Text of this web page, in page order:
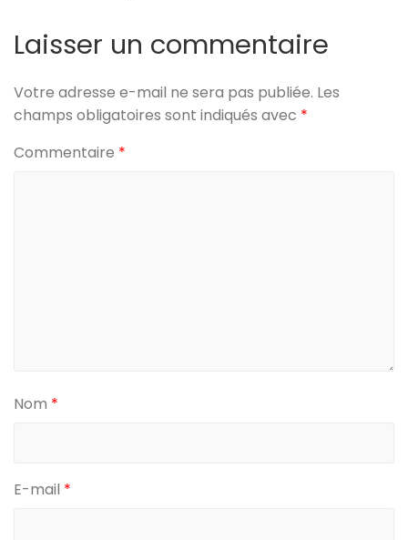
Laisser un commentaire
Votre adresse e-mail ne sera pas publiée. Les
champs obligatoires sont indiqués avec *
Commentaire *
Nom *
E-mail *